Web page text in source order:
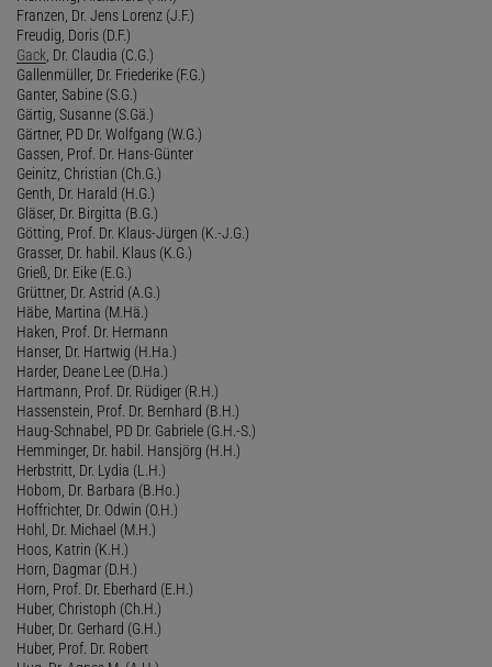
Franzen, Dr. Jens Lorenz (J.F.)
Freudig, Doris (D.F.)
Gack , Dr. Claudia (C.G.)
Gallenmüller, Dr. Friederike (F.G.)
Ganter, Sabine (S.G.)
Gärtig, Susanne (S.Gä.)
Gärtner, PD Dr. Wolfgang (W.G.)
Gassen, Prof. Dr. Hans-Günter
Geinitz, Christian (Ch.G.)
Genth, Dr. Harald (H.G.)
Gläser, Dr. Birgitta (B.G.)
Götting, Prof. Dr. Klaus-Jürgen (K.-J.G.)
Grasser, Dr. habil. Klaus (K.G.)
Grieß, Dr. Eike (E.G.)
Grüttner, Dr. Astrid (A.G.)
Häbe, Martina (M.Hä.)
Haken, Prof. Dr. Hermann
Hanser, Dr. Hartwig (H.Ha.)
Harder, Deane Lee (D.Ha.)
Hartmann, Prof. Dr. Rüdiger (R.H.)
Hassenstein, Prof. Dr. Bernhard (B.H.)
Haug-Schnabel, PD Dr. Gabriele (G.H.-S.)
Hemminger, Dr. habil. Hansjörg (H.H.)
Herbstritt, Dr. Lydia (L.H.)
Hobom, Dr. Barbara (B.Ho.)
Hoffrichter, Dr. Odwin (O.H.)
Hohl, Dr. Michael (M.H.)
Hoos, Katrin (K.H.)
Horn, Dagmar (D.H.)
Horn, Prof. Dr. Eberhard (E.H.)
Huber, Christoph (Ch.H.)
Huber, Dr. Gerhard (G.H.)
Huber, Prof. Dr. Robert